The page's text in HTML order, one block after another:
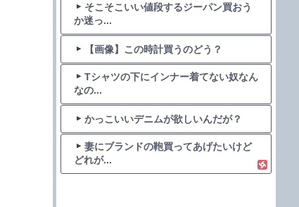
そこそこいい値段するジーパン買おう
か迷っ...
【画像】この時計買うのどう？
Tシャツの下にインナー着てない奴なん
なの...
かっこいいデニムが欲しいんだが？
妻にブランドの鞄買ってあげたいけど
どれが...